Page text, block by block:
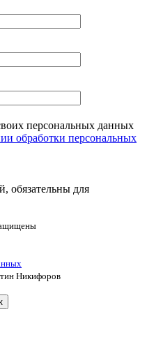
персональных данных
обработки персональных
обязательны для
Никифоров